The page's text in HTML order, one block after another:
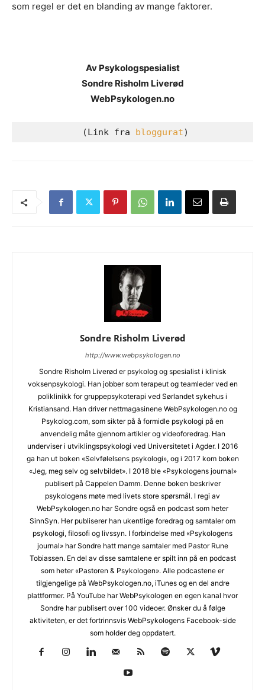
som regel er det en blanding av mange faktorer.
Av Psykologspesialist
Sondre Risholm Liverød
WebPsykologen.no
(Link fra bloggurat)
Sondre Risholm Liverød
http://www.webpsykologen.no
Sondre Risholm Liverød er psykolog og spesialist i klinisk
voksenpsykologi. Han jobber som terapeut og teamleder ved en
poliklinikk for gruppepsykoterapi ved Sørlandet sykehus i
Kristiansand. Han driver nettmagasinene WebPsykologen.no og
Psykolog.com, som sikter på å formidle psykologi på en
anvendelig måte gjennom artikler og videoforedrag. Han
underviser i utviklingspsykologi ved Universitetet i Agder. I 2016
ga han ut boken «Selvfølelsens psykologi», og i 2017 kom boken
«Jeg, meg selv og selvbildet». I 2018 ble «Psykologens journal»
publisert på Cappelen Damm. Denne boken beskriver
psykologens møte med livets store spørsmål. I regi av
WebPsykologen.no har Sondre også en podcast som heter
SinnSyn. Her publiserer han ukentlige foredrag og samtaler om
psykologi, filosofi og livssyn. I forbindelse med «Psykologens
journal» har Sondre hatt mange samtaler med Pastor Rune
Tobiassen. En del av disse samtalene er spilt inn på en podcast
som heter «Pastoren & Psykologen». Alle podcastene er
tilgjengelige på WebPsykologen.no, iTunes og en del andre
plattformer. På YouTube har WebPsykologen en egen kanal hvor
Sondre har publisert over 100 videoer. Ønsker du å følge
aktiviteten, er det fortrinnsvis WebPsykologens Facebook-side
som holder deg oppdatert.